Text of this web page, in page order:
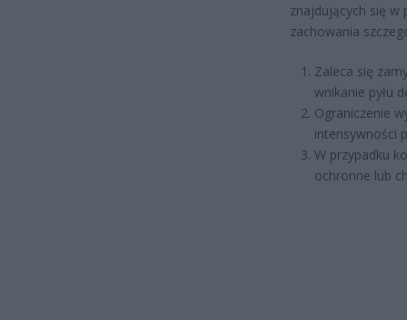
znajdujących się
zachowania
Zaleca się
wnikanie pyłu
Ograniczenie
intensywności
W przypadku
ochronne lub